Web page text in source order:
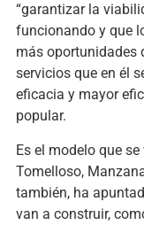
“garantizar la
funcionando y que
más oportunidades
servicios que en él
eficacia y mayor
popular.
Es el modelo que
Tomelloso,
también, ha
van a construir,